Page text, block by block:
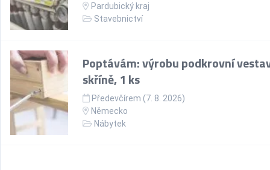
Pardubický kraj
Stavebnictví
Poptávám: výrobu podkrovní
skříně, 1 ks
Předevčírem (7. 8. 2026)
Německo
Nábytek